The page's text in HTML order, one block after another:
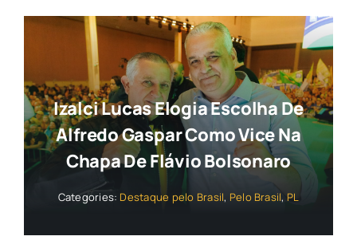
Izalci Lucas Elogia Escolha De
Alfredo Gaspar Como Vice Na
Chapa De Flávio Bolsonaro
Categories: Destaque pelo Brasil, Pelo Brasil, PL